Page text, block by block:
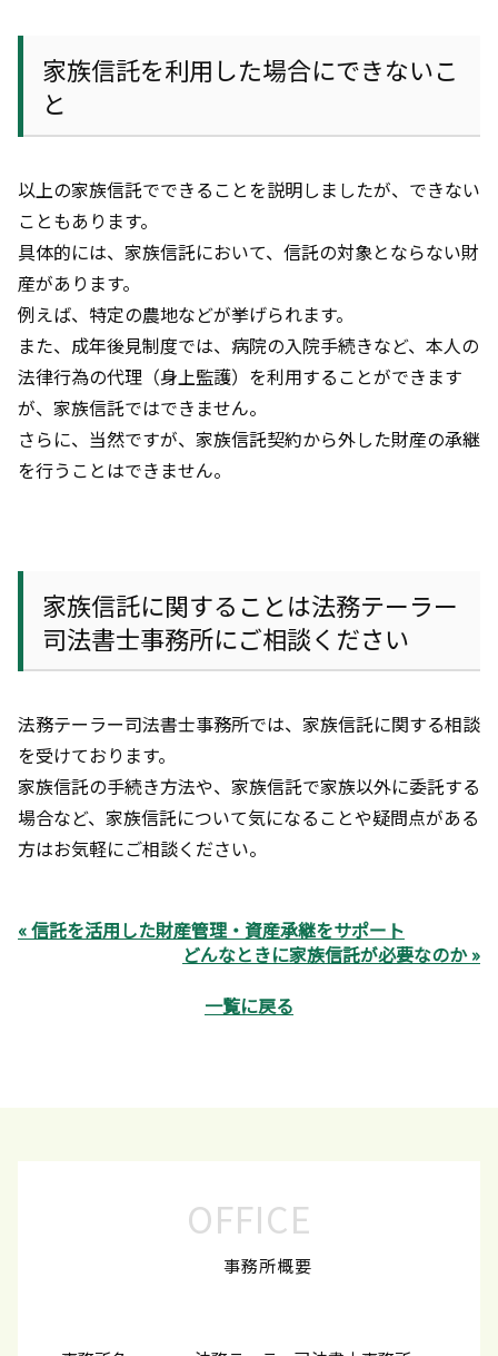
家族信託を利用した場合にできないこ
と
以上の家族信託でできることを説明しましたが、できない
こともあります。
具体的には、家族信託において、信託の対象とならない財
産があります。
例えば、特定の農地などが挙げられます。
また、成年後見制度では、病院の入院手続きなど、本人の
法律行為の代理（身上監護）を利用することができます
が、家族信託ではできません。
さらに、当然ですが、家族信託契約から外した財産の承継
を行うことはできません。
家族信託に関することは法務テーラー
司法書士事務所にご相談ください
法務テーラー司法書士事務所では、家族信託に関する相談
を受けております。
家族信託の手続き方法や、家族信託で家族以外に委託する
場合など、家族信託について気になることや疑問点がある
方はお気軽にご相談ください。
« 信託を活用した財産管理・資産承継をサポート
どんなときに家族信託が必要なのか »
一覧に戻る
OFFICE
事務所概要